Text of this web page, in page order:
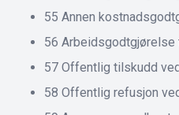
55 Annen
56 Arbeidsgodtgjørelse
57 Offentlig tilskudd
58 Offentlig refusjon